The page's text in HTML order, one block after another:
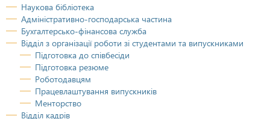
Наукова бібліотека
Адміністративно-господарська частина
Бухгалтерсько-фінансова служба
Відділ з організації роботи зі студентами та випускниками
Підготовка до співбесіди
Підготовка резюме
Роботодавцям
Працевлаштування випускників
Менторство
Відділ кадрів